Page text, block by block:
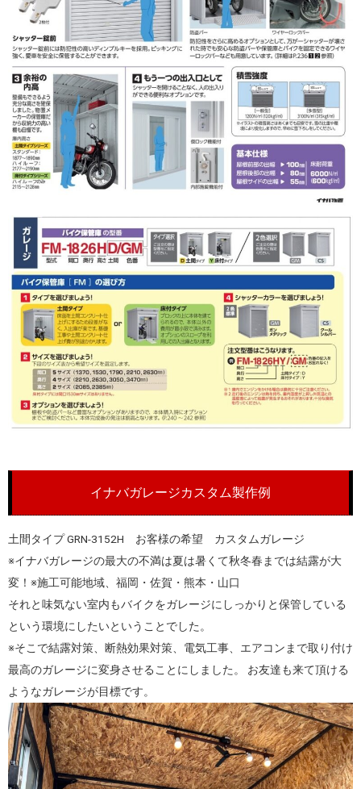
イナバガレージカスタム製作例
土間タイプ GRN-3152H お客様の希望 カスタムガレージ
※イナバガレージの最大の不満は夏は暑くて秋冬春までは結露が大
変！※施工可能地域、福岡・佐賀・熊本・山口
それと味気ない室内もバイクをガレージにしっかりと保管している
という環境にしたいということでした。
※そこで結露対策、断熱効果対策、電気工事、エアコンまで取り付け
最高のガレージに変身させることにしました。 お友達も来て頂ける
ようなガレージが目標です。